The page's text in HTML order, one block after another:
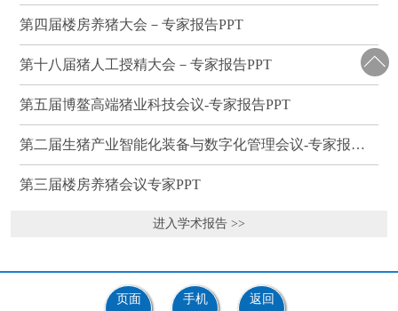
第四届楼房养猪大会－专家报告PPT
第十八届猪人工授精大会－专家报告PPT
第五届博鳌高端猪业科技会议-专家报告PPT
第二届生猪产业智能化装备与数字化管理会议-专家报告PPT
第三届楼房养猪会议专家PPT
进入学术报告 >>
页面 手机 返回